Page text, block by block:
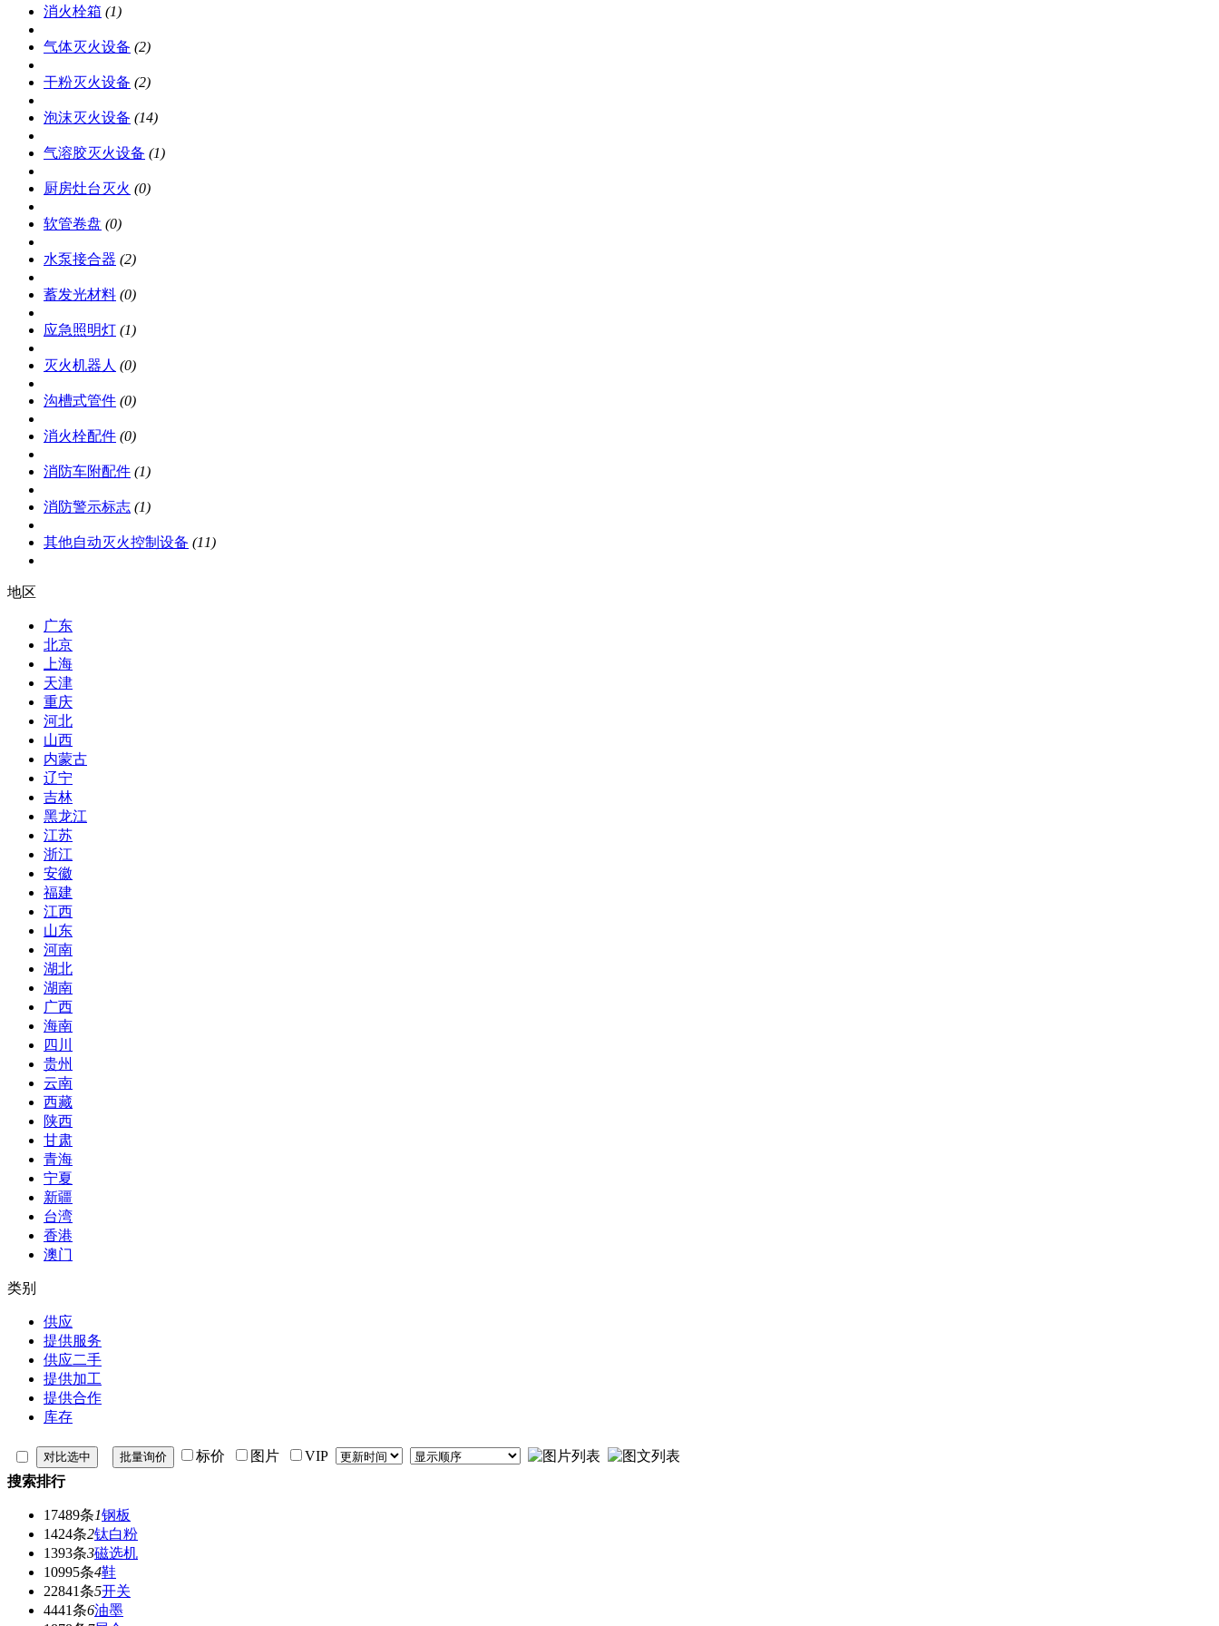
消火栓箱 (1)
气体灭火设备 (2)
干粉灭火设备 (2)
泡沫灭火设备 (14)
气溶胶灭火设备 (1)
厨房灶台灭火 (0)
软管卷盘 (0)
水泵接合器 (2)
蓄发光材料 (0)
应急照明灯 (1)
灭火机器人 (0)
沟槽式管件 (0)
消火栓配件 (0)
消防车附配件 (1)
消防警示标志 (1)
其他自动灭火控制设备 (11)
地区
广东
北京
上海
天津
重庆
河北
山西
内蒙古
辽宁
吉林
黑龙江
江苏
浙江
安徽
福建
江西
山东
河南
湖北
湖南
广西
海南
四川
贵州
云南
西藏
陕西
甘肃
青海
宁夏
新疆
台湾
香港
澳门
类别
供应
提供服务
供应二手
提供加工
提供合作
库存
标价 图片
VIP
搜索排行
17489条1钢板
1424条2钛白粉
1393条3磁选机
10995条4鞋
22841条5开关
4441条6油墨